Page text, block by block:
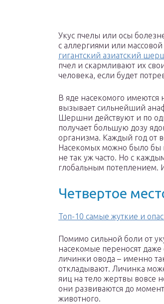
Укус пчелы или осы
с аллергиями или
гигантский азиатский
пчел и скармливают их
человека, если будет
В яде насекомого
вызывает сильнейший
Шершни действуют и по
получает большую дозу
организма. Каждый год от
Насекомых можно было бы
не так уж часто. Но с
глобальным потеплением.
Четвертое
Топ-10 самые жуткие и
Помимо сильной боли от
насекомые переносят
личинки овода – именно
откладывают. Личинка
яиц на тело жертвы вовсе
они развиваются до
животного.